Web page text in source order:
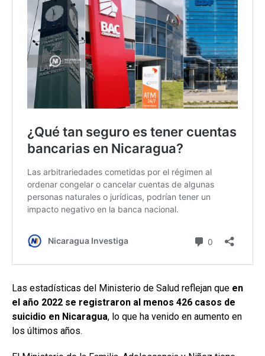
Las estadísticas del Ministerio de Salud reflejan que en
el año 2022 se registraron al menos 426 casos de
suicidio en Nicaragua, lo que ha venido en aumento en
los últimos años.